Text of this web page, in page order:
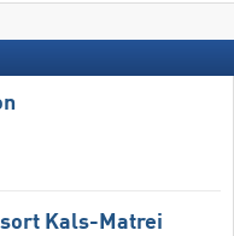
Kals-Matrei